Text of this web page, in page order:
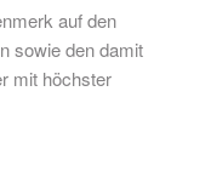
auf den
sowie den damit
mit höchster